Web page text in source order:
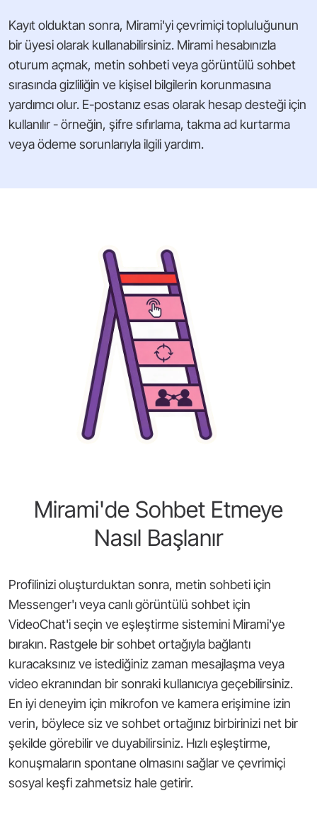
Kayıt olduktan sonra, Mirami'yi çevrimiçi topluluğunun
bir üyesi olarak kullanabilirsiniz. Mirami hesabınızla
oturum açmak, metin sohbeti veya görüntülü sohbet
sırasında gizliliğin ve kişisel bilgilerin korunmasına
yardımcı olur. E-postanız esas olarak hesap desteği için
kullanılır - örneğin, şifre sıfırlama, takma ad kurtarma
veya ödeme sorunlarıyla ilgili yardım.
Mirami'de Sohbet Etmeye
Nasıl Başlanır
Profilinizi oluşturduktan sonra, metin sohbeti için
Messenger'ı veya canlı görüntülü sohbet için
VideoChat'i seçin ve eşleştirme sistemini Mirami'ye
bırakın. Rastgele bir sohbet ortağıyla bağlantı
kuracaksınız ve istediğiniz zaman mesajlaşma veya
video ekranından bir sonraki kullanıcıya geçebilirsiniz.
En iyi deneyim için mikrofon ve kamera erişimine izin
verin, böylece siz ve sohbet ortağınız birbirinizi net bir
şekilde görebilir ve duyabilirsiniz. Hızlı eşleştirme,
konuşmaların spontane olmasını sağlar ve çevrimiçi
sosyal keşfi zahmetsiz hale getirir.